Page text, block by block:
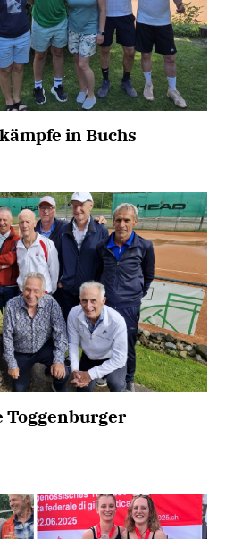
in Buchs
Toggenburger